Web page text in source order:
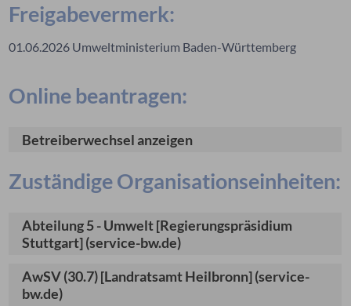
Freigabevermerk:
01.06.2026 Umweltministerium Baden-Württemberg
Online beantragen:
Betreiberwechsel anzeigen
Zuständige Organisationseinheiten:
Abteilung 5 - Umwelt [Regierungspräsidium
Stuttgart] (service-bw.de)
AwSV (30.7) [Landratsamt Heilbronn] (service-
bw.de)